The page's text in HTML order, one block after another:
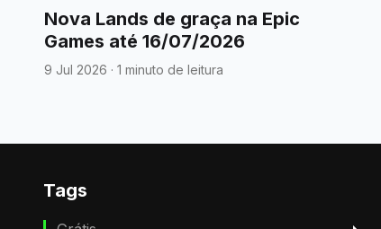
Nova Lands de graça na Epic
Games até 16/07/2026
9 Jul 2026 · 1 minuto de leitura
Tags